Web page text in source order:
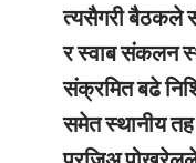
त्यसैगरी बैठकले
र स्वाब संकलन
संक्रमित बढे
समेत स्थानीय तह